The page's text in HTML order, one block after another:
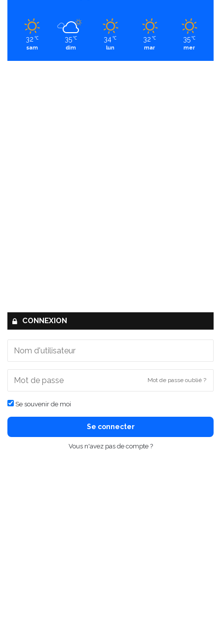
32 ℃
sam
35 ℃
dim
34 ℃
lun
32 ℃
mar
35 ℃
mer
CONNEXION
Mot de passe oublié ?
Se souvenir de moi
Se connecter
Vous n'avez pas de compte ?